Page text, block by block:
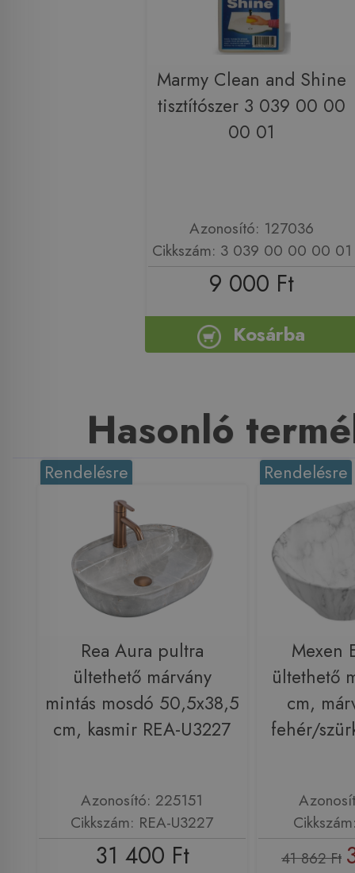
Marmy Clean and Shine
tisztítószer 3 039 00 00
00 01
Azonosító: 127036
Cikkszám: 3 039 00 00 00 01
9 000 Ft
Kosárba
Hasonló
Rendelésre
Rea Aura pultra
ültethető márvány
mintás mosdó 50,5x38,5
cm, kasmir REA-U3227
Azonosító: 225151
Cikkszám: REA-U3227
31 400 Ft
Rendelésre
Mexen
ültethető
cm,
fehér/
41 862 Ft